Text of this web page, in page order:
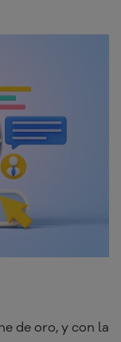
de oro, y con la